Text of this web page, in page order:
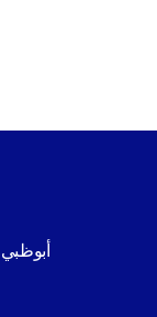
أبوظبي